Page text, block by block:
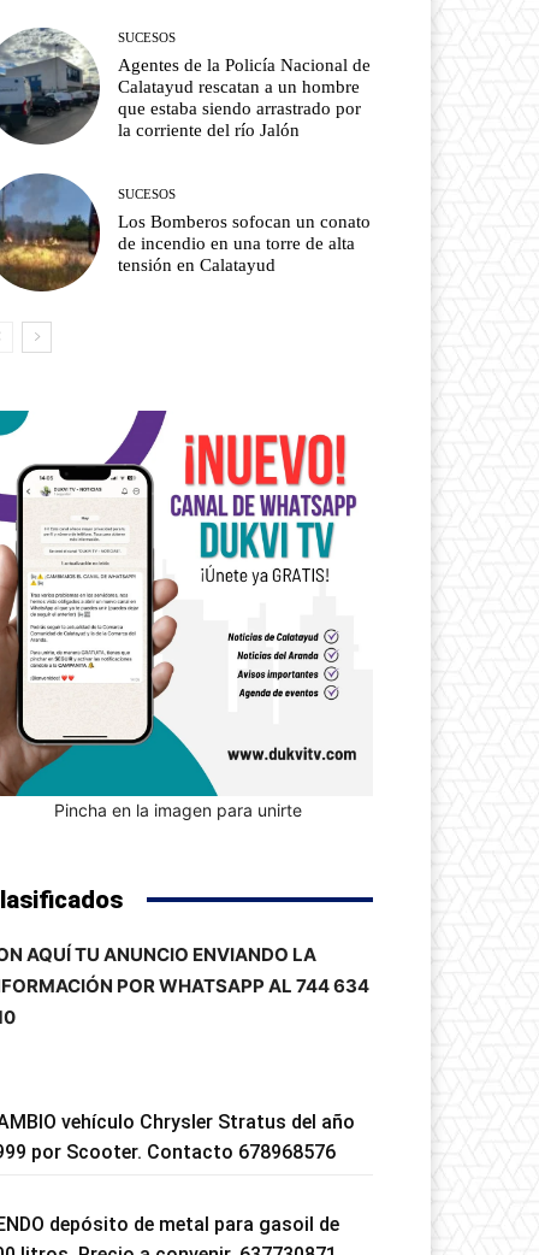
SUCESOS
Agentes de la Policía Nacional de
Calatayud rescatan a un hombre
que estaba siendo arrastrado por
la corriente del río Jalón
SUCESOS
Los Bomberos sofocan un conato
de incendio en una torre de alta
tensión en Calatayud
Pincha en la imagen para unirte
AQUÍ TU ANUNCIO ENVIANDO LA
POR WHATSAPP AL 744 634
vehículo Chrysler Stratus del año
por Scooter. Contacto 678968576
depósito de metal para gasoil de